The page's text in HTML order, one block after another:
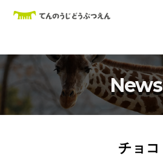
News
チョコ